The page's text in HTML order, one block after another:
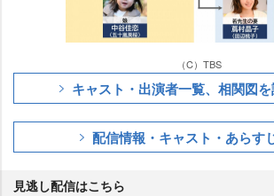
（C）TBS
キャスト・出演者一覧、相関図
配信情報・キャスト・あらす
見逃し配信はこちら